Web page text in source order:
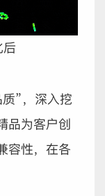
”，深入挖
品为客户创
容性，在各